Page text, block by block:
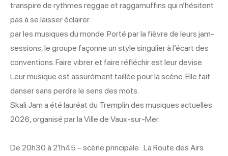
transpire de rythmes reggae et raggamuffins qui n’hésitent
pas à se laisser éclairer
par les musiques du monde. Porté par la fièvre de leurs jam-
sessions, le groupe façonne un style singulier à l’écart des
conventions. Faire vibrer et faire réfléchir est leur devise.
Leur musique est assurément taillée pour la scène. Elle fait
danser sans perdre le sens des mots.
Skali Jam a été lauréat du Tremplin des musiques actuelles
2026, organisé par la Ville de Vaux-sur-Mer.
De 20h30 à 21h45 – scène principale : La Route des Airs